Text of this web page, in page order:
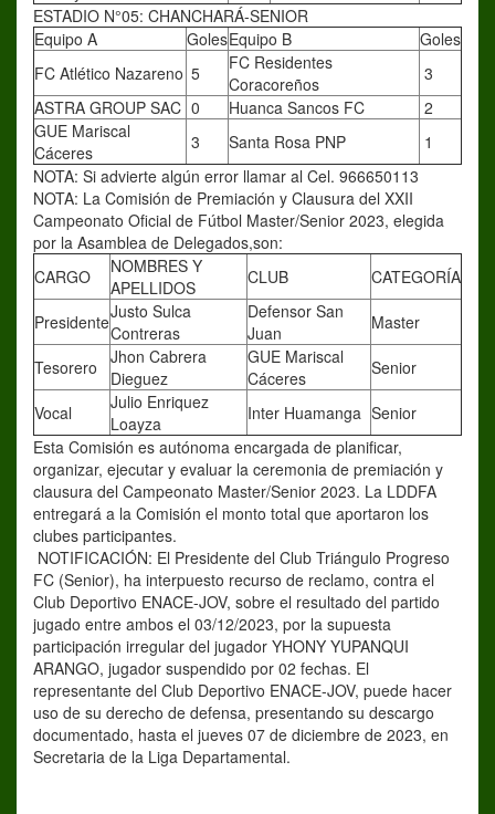
ESTADIO N°05: CHANCHARÁ-SENIOR
Equipo A
GolesEquipo B
Goles
FC Atlético Nazareno 5
FC Residentes
Coracoreños
3
ASTRA GROUP SAC 0 Huanca Sancos FC
2
GUE Mariscal
Cáceres
3 Santa Rosa PNP
1
NOTA: Si advierte algún error llamar al Cel. 966650113
NOTA: La Comisión de Premiación y Clausura del XXII
Campeonato Oficial de Fútbol Master/Senior 2023, elegida
por la Asamblea de Delegados,son:
CARGO
NOMBRES Y
APELLIDOS
CLUB CATEGORÍA
PresidenteJusto Sulca
Contreras
Defensor San
Juan
Master
Tesorero
Jhon Cabrera
Dieguez
GUE Mariscal
Cáceres
Senior
Vocal
Julio Enriquez
Loayza
Inter Huamanga Senior
Esta Comisión es autónoma encargada de planificar,
organizar, ejecutar y evaluar la ceremonia de premiación y
clausura del Campeonato Master/Senior 2023. La LDDFA
entregará a la Comisión el monto total que aportaron los
clubes participantes.
NOTIFICACIÓN: El Presidente del Club Triángulo Progreso
FC (Senior), ha interpuesto recurso de reclamo, contra el
Club Deportivo ENACE-JOV, sobre el resultado del partido
jugado entre ambos el 03/12/2023, por la supuesta
participación irregular del jugador YHONY YUPANQUI
ARANGO, jugador suspendido por 02 fechas. El
representante del Club Deportivo ENACE-JOV, puede hacer
uso de su derecho de defensa, presentando su descargo
documentado, hasta el jueves 07 de diciembre de 2023, en
Secretaria de la Liga Departamental.